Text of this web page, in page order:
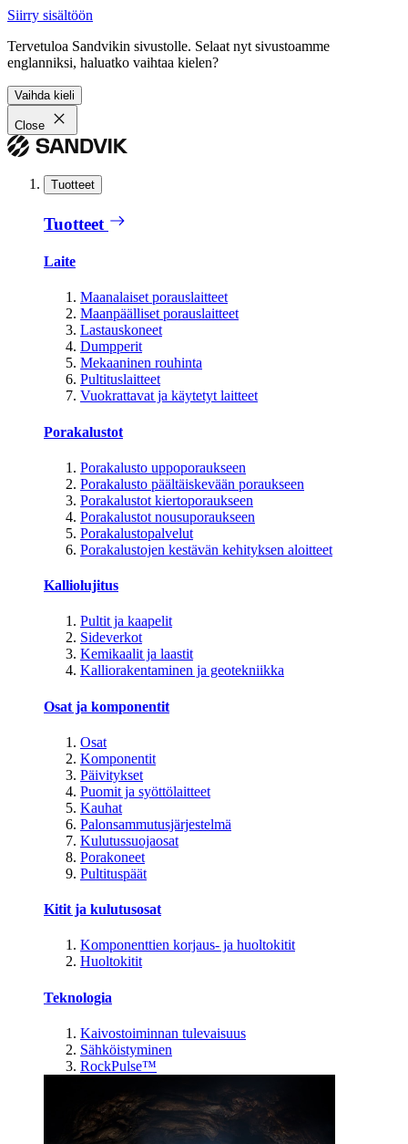
Siirry sisältöön
Tervetuloa Sandvikin sivustolle. Selaat nyt sivustoamme
englanniksi, haluatko vaihtaa kielen?
Vaihda kieli
Close
Tuotteet
Tuotteet
Laite
Maanalaiset porauslaitteet
Maanpäälliset porauslaitteet
Lastauskoneet
Dumpperit
Mekaaninen rouhinta
Pultituslaitteet
Vuokrattavat ja käytetyt laitteet
Porakalustot
Porakalusto uppoporaukseen
Porakalusto päältäiskevään poraukseen
Porakalustot kiertoporaukseen
Porakalustot nousuporaukseen
Porakalustopalvelut
Porakalustojen kestävän kehityksen aloitteet
Kalliolujitus
Pultit ja kaapelit
Sideverkot
Kemikaalit ja laastit
Kalliorakentaminen ja geotekniikka
Osat ja komponentit
Osat
Komponentit
Päivitykset
Puomit ja syöttölaitteet
Kauhat
Palonsammutusjärjestelmä
Kulutussuojaosat
Porakoneet
Pultituspäät
Kitit ja kulutusosat
Komponenttien korjaus- ja huoltokitit
Huoltokitit
Teknologia
Kaivostoiminnan tulevaisuus
Sähköistyminen
RockPulse™